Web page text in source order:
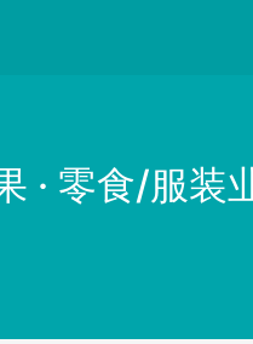
· 零食/服装